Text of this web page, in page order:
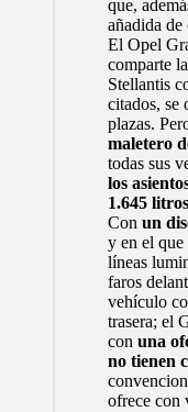
que,
añadida de
El Opel
comparte
Stellantis
citados, se
plazas.
maletero
todas sus
los
1.645
Con un
y en el que
líneas
faros
vehículo
trasera; el
con una
no tienen
ofrece con